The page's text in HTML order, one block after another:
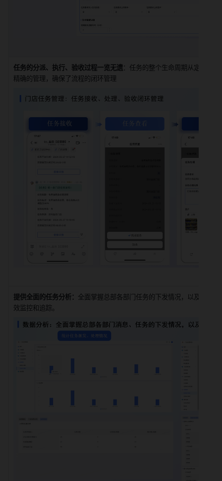
任务的分派、执行、验收过程一览无遗：任务的整个生命周期从定义、
精确的管理，确保了流程的闭环管理
提供全面的任务分析：
全面掌握总部各部门任务的下发情况，以及门店
效监控和追踪。